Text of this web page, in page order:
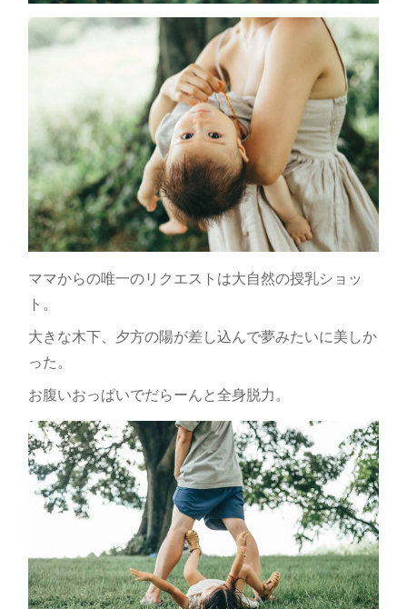
ママからの唯一のリクエストは大自然の授乳ショッ
ト。
大きな木下、夕方の陽が差し込んで夢みたいに美しか
った。
お腹いおっぱいでだらーんと全身脱力。